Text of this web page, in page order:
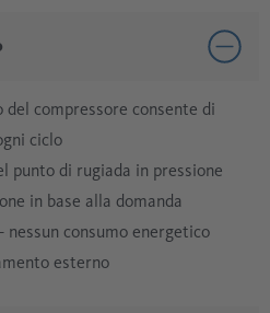
compressore consente di
ciclo
punto di rugiada in pressione
in base alla domanda
nessun consumo energetico
esterno